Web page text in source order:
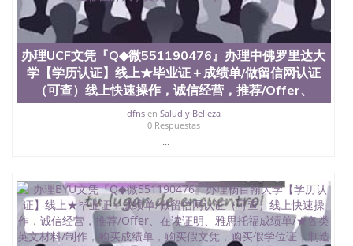
办理UCF文凭『Q◆微551190476』办理中佛罗里达大
学【学历认证】线上★毕业证＋成绩单/做留信网认证
（可查）线上快速操作，诚信经营，推荐/Offer、
dfnsen Salud y Belleza
0 Respuestas
...